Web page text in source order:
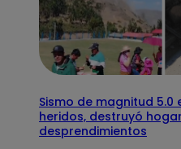
Sismo de magnitud 5.0
heridos, destruyó
desprendimientos